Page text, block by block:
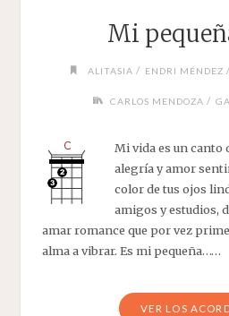
Mi
ALITASIA / ENDRI MÉNDEZ /
CARLOS MENDOZA /
Mi vida es un canto
alegría y amor
color de tus ojos
amigos y estudios,
amar romance que por vez
alma a vibrar. Es mi pequeña……
VER LOS